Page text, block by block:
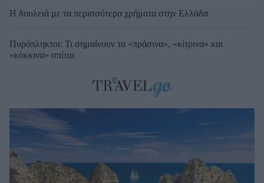
Η δουλειά με τα περισσότερα χρήματα στην Ελλάδα
Πυρόπληκτοι: Τι σημαίνουν τα «πράσινα», «κίτρινα» και
«κόκκινα» σπίτια